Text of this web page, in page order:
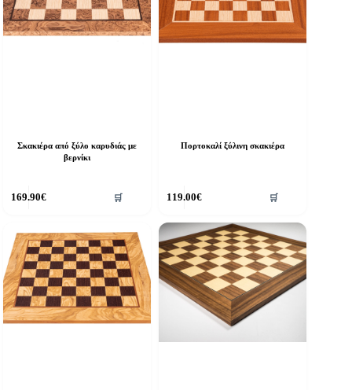
Σκακιέρα από ξύλο καρυδιάς με
βερνίκι
169.90€ 🛒
Πορτοκαλί ξύλινη σκακιέρα
119.00€ 🛒